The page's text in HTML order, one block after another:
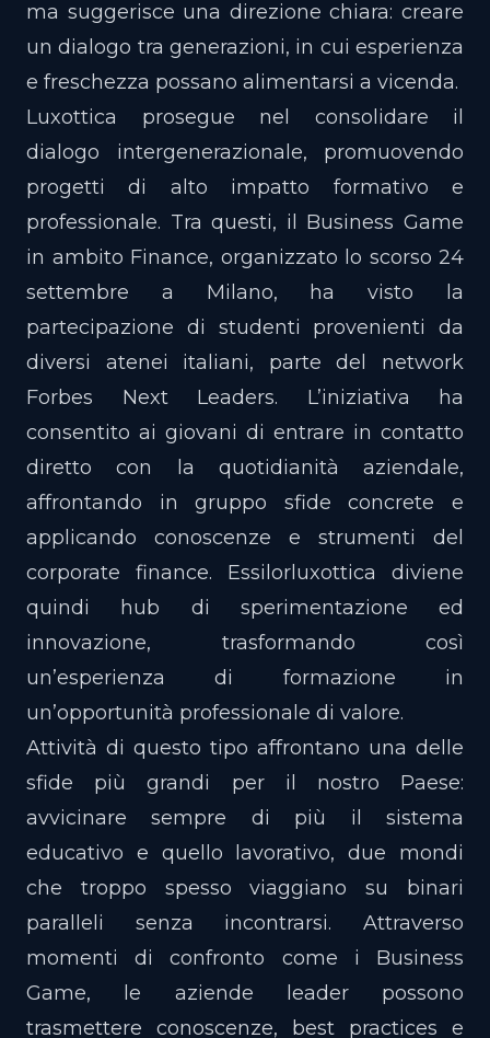
ma suggerisce una direzione chiara: creare
un dialogo tra generazioni, in cui esperienza
e freschezza possano alimentarsi a vicenda.
Luxottica prosegue nel consolidare il
dialogo intergenerazionale, promuovendo
progetti di alto impatto formativo e
professionale. Tra questi, il Business Game
in ambito Finance, organizzato lo scorso 24
settembre a Milano, ha visto la
partecipazione di studenti provenienti da
diversi atenei italiani, parte del network
Forbes Next Leaders. L’iniziativa ha
consentito ai giovani di entrare in contatto
diretto con la quotidianità aziendale,
affrontando in gruppo sfide concrete e
applicando conoscenze e strumenti del
corporate finance. Essilorluxottica diviene
quindi hub di sperimentazione ed
innovazione, trasformando così
un’esperienza di formazione in
un’opportunità professionale di valore.
Attività di questo tipo affrontano una delle
sfide più grandi per il nostro Paese:
avvicinare sempre di più il sistema
educativo e quello lavorativo, due mondi
che troppo spesso viaggiano su binari
paralleli senza incontrarsi. Attraverso
momenti di confronto come i Business
Game, le aziende leader possono
trasmettere conoscenze, best practices e